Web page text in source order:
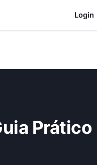
Login
Prático